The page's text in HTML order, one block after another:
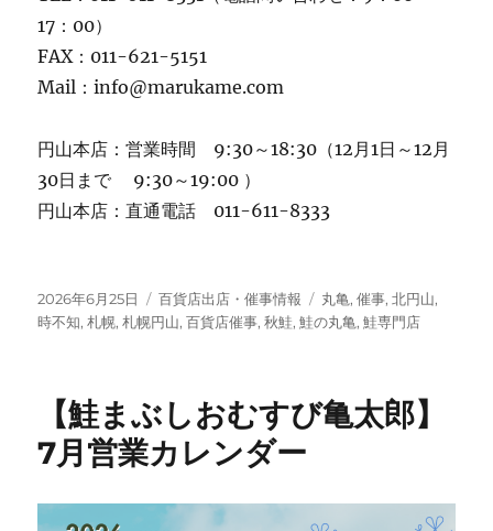
17：00）
FAX：011-621-5151
Mail：info@marukame.com
円山本店：営業時間 9:30～18:30（12月1日～12月
30日まで 9:30～19:00 ）
円山本店：直通電話 011-611-8333
投
稿
2026年6月25日
カ
テ
百貨店出店・催事情報
タ
グ
丸亀,催事,北円山,
時不知,札幌,札幌円山,百貨店催事,秋鮭,鮭の丸亀,鮭専門店
【鮭まぶしおむすび亀太郎】
7月営業カレンダー